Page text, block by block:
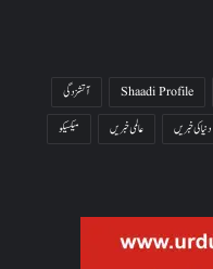
Shaadi Profile
آتشزدگی
دنیا کی خبریں عالمی خبریں
میکسیکو